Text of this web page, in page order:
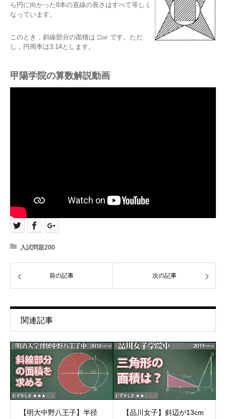
ら円に向かった8本の直線の長さはすべて等しく
なっています。
このとき，斜線部分の面積は □㎠ です。ただ
し，円周率は3.14とします。
甲陽学院の算数解説動画
入試問題200
前の記事 次の記事
関連記事
【明大中野八王子】半径
【品川女子】斜辺が13cm